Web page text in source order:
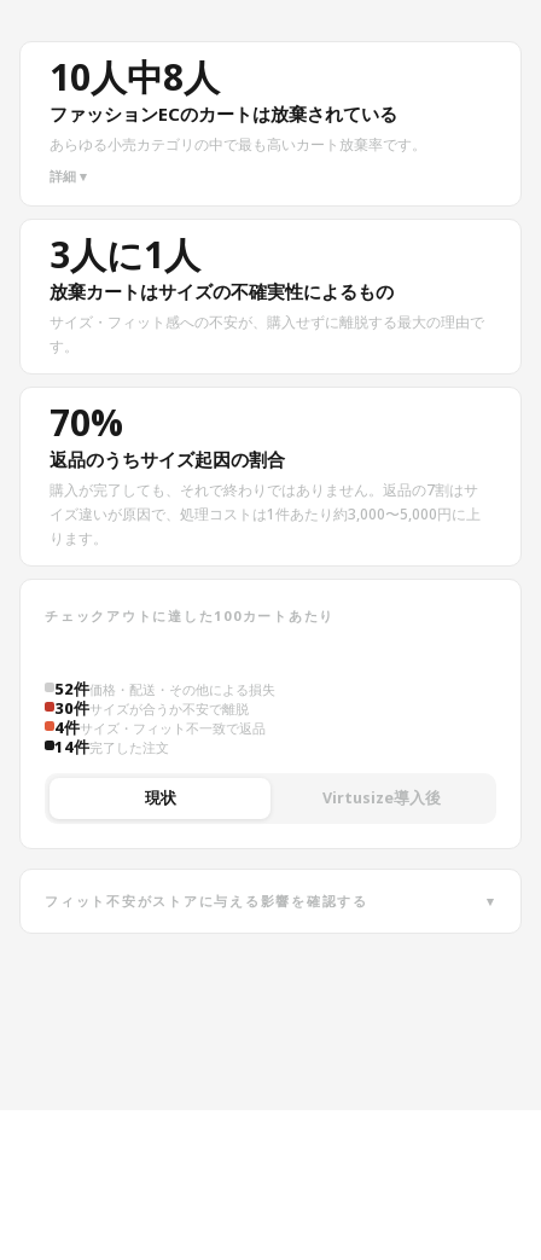
10人中8人
ファッションECのカートは放棄されている
あらゆる小売カテゴリの中で最も高いカート放棄率です。
詳細 ▾
3人に1人
放棄カートはサイズの不確実性によるもの
サイズ・フィット感への不安が、購入せずに離脱する最大の理由で
す。
70%
返品のうちサイズ起因の割合
購入が完了しても、それで終わりではありません。返品の7割はサ
イズ違いが原因で、処理コストは1件あたり約3,000〜5,000円に上
ります。
チェックアウトに達した100カートあたり
52件価格・配送・その他による損失
30件サイズが合うか不安で離脱
4件サイズ・フィット不一致で返品
14件完了した注文
現状 Virtusize導入後
フィット不安がストアに与える影響を確認する ▾